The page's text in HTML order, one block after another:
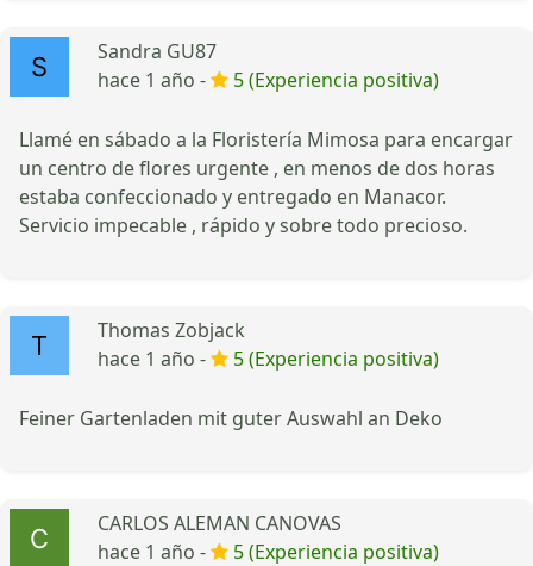
Sandra GU87
hace 1 año -
5 (Experiencia positiva)
Llamé en sábado a la Floristería Mimosa para encargar
un centro de flores urgente , en menos de dos horas
estaba confeccionado y entregado en Manacor.
Servicio impecable , rápido y sobre todo precioso.
Thomas Zobjack
hace 1 año -
5 (Experiencia positiva)
Feiner Gartenladen mit guter Auswahl an Deko
CARLOS ALEMAN CANOVAS
hace 1 año -
5 (Experiencia positiva)